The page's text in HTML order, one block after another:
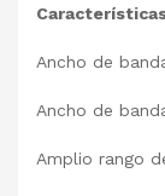
Ancho de
Ancho de
Amplio rango